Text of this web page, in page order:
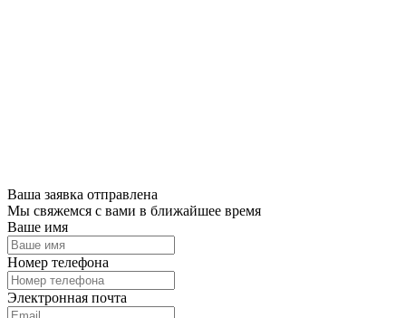
Ваша заявка отправлена
Мы свяжемся с вами в ближайшее время
Ваше имя
Номер телефона
Электронная почта